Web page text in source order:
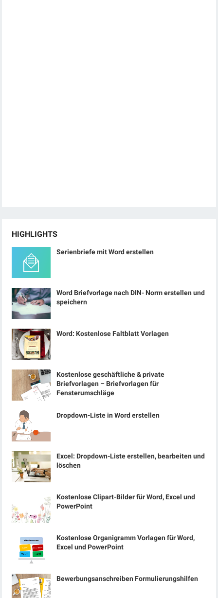
HIGHLIGHTS
Serienbriefe mit Word erstellen
Word Briefvorlage nach DIN- Norm erstellen und
speichern
Word: Kostenlose Faltblatt Vorlagen
Kostenlose geschäftliche & private
Briefvorlagen – Briefvorlagen für
Fensterumschläge
Dropdown-Liste in Word erstellen
Excel: Dropdown-Liste erstellen, bearbeiten und
löschen
Kostenlose Clipart-Bilder für Word, Excel und
PowerPoint
Kostenlose Organigramm Vorlagen für Word,
Excel und PowerPoint
Bewerbungsanschreiben Formulierungshilfen